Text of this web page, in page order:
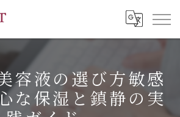
容液の選び方敏感
な保湿と鎮静の実